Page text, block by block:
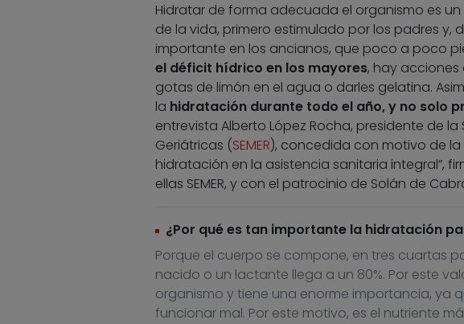
Hidratar de forma adecuada el organismo es
de la vida, primero estimulado por los padres y,
importante en los ancianos, que poco a poco
el déficit hídrico en los mayores, hay
gotas de limón en el agua o darles gelatina.
la hidratación durante todo el año, y no solo
entrevista Alberto López Rocha, presidente de
Geriátricas (SEMER), concedida con motivo de
hidratación en la asistencia sanitaria integral”,
ellas SEMER, y con el patrocinio de Solán de
¿Por qué es tan importante la hidratación
Porque el cuerpo se compone, en tres cuartas
nacido o un lactante llega a un 80%. Por este
organismo y tiene una enorme importancia, ya
funcionar mal. Por este motivo, es el nutriente